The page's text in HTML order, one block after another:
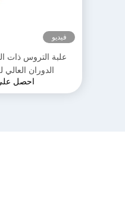
فيديو
الدوران
احصل